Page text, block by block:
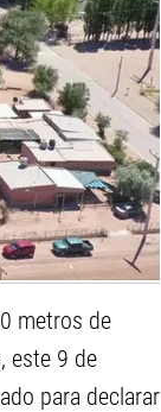
metros de
este 9 de
para declarar